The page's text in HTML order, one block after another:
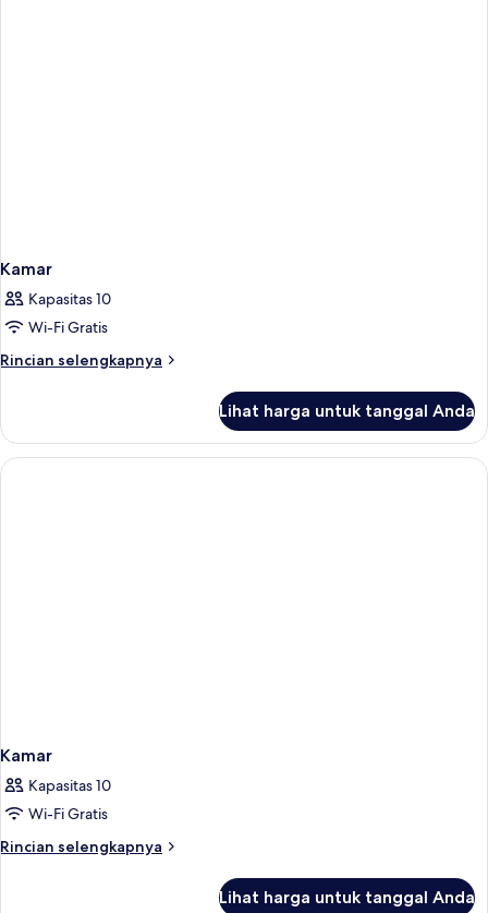
Kamar
Kapasitas 10
Wi-Fi Gratis
Rincian selengkapnya
Rincian
Kamar
Lihat harga untuk tanggal Anda
Kamar
Kapasitas 10
Wi-Fi Gratis
Rincian selengkapnya
Rincian
Lihat harga untuk tanggal Anda